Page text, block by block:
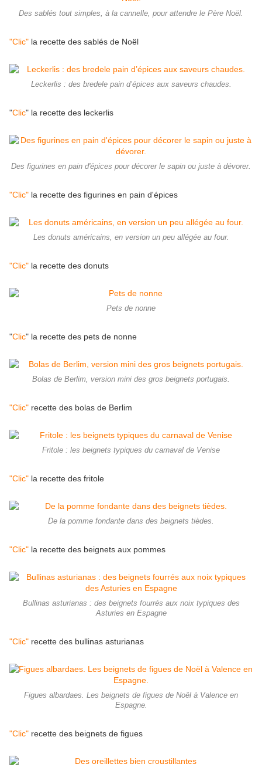
Des sablés tout simples, à la cannelle, pour attendre le Père Noël.
"Clic" la recette des sablés de Noël
Leckerlis : des bredele pain d’épices aux saveurs chaudes.
"Clic" la recette des leckerlis
Des figurines en pain d'épices pour décorer le sapin ou juste à dévorer.
"Clic" la recette des figurines en pain d'épices
Les donuts américains, en version un peu allégée au four.
"Clic" la recette des donuts
Pets de nonne
"Clic" la recette des pets de nonne
Bolas de Berlim, version mini des gros beignets portugais.
"Clic" recette des bolas de Berlim
Fritole : les beignets typiques du carnaval de Venise
"Clic" la recette des fritole
De la pomme fondante dans des beignets tièdes.
"Clic" la recette des beignets aux pommes
Bullinas asturianas : des beignets fourrés aux noix typiques des
Asturies en Espagne
"Clic" recette des bullinas asturianas
Figues albardaes. Les beignets de figues de Noël à Valence en
Espagne.
"Clic" recette des beignets de figues